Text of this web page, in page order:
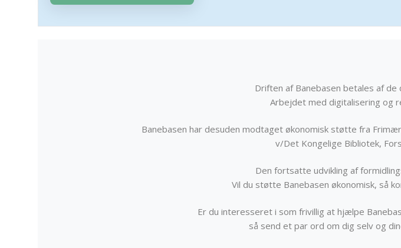
Driften af Banebasen betales af
Arbejdet med digitalisering og
Banebasen har desuden modtaget økonomisk støtte fra
v/Det Kongelige Bibliotek,
Den fortsatte udvikling af
Vil du støtte Banebasen økonomisk, så
Er du interesseret i som frivillig at hjælpe
så send et par ord om dig selv og